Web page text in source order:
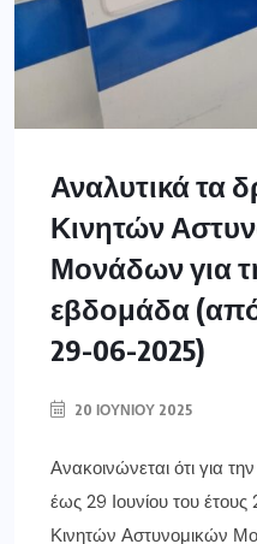
Αναλυτικά τα
Κινητών
Μονάδων για
εβδομάδα
29-06-2025)
20 ΙΟΥΝΊΟΥ 2025
Ανακοινώνεται ότι για
έως 29 Ιουνίου του
Κινητών Αστυνομικών